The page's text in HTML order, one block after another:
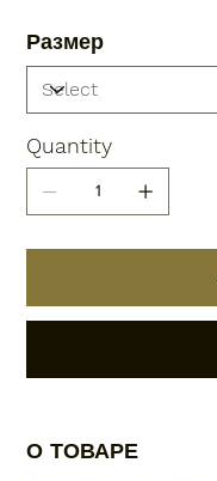
Размер
Quantity
О ТОВАРЕ